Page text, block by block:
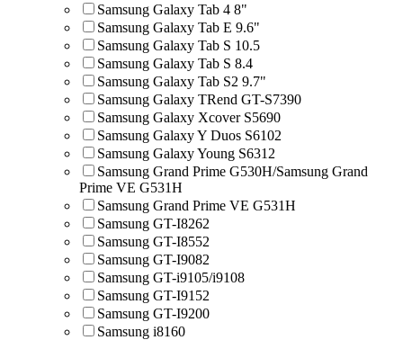
Samsung Galaxy Tab 4 8"
Samsung Galaxy Tab E 9.6"
Samsung Galaxy Tab S 10.5
Samsung Galaxy Tab S 8.4
Samsung Galaxy Tab S2 9.7"
Samsung Galaxy TRend GT-S7390
Samsung Galaxy Xcover S5690
Samsung Galaxy Y Duos S6102
Samsung Galaxy Young S6312
Samsung Grand Prime G530H/Samsung Grand
Prime VE G531H
Samsung Grand Prime VE G531H
Samsung GT-I8262
Samsung GT-I8552
Samsung GT-I9082
Samsung GT-i9105/i9108
Samsung GT-I9152
Samsung GT-I9200
Samsung i8160